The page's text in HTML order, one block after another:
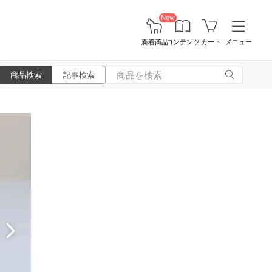
New
新着商品コンテンツ カート メニュー
商品検索 記事検索